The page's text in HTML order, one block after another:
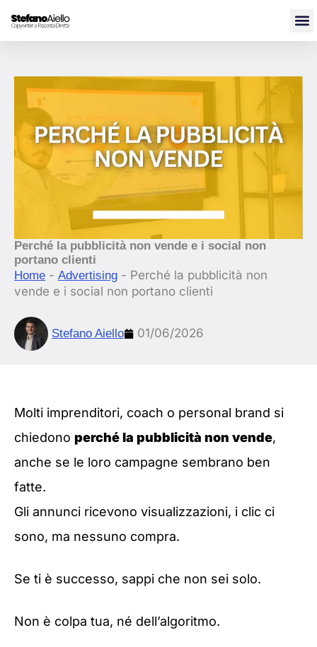
contenuto
Perché la pubblicità non vende e i social non
portano clienti
Home - Advertising - Perché la pubblicità non
vende e i social non portano clienti
Stefano Aiello 01/06/2026
Molti imprenditori, coach o personal brand si
chiedono perché la pubblicità non vende,
anche se le loro campagne sembrano ben
fatte.
Gli annunci ricevono visualizzazioni, i clic ci
sono, ma nessuno compra.
Se ti è successo, sappi che non sei solo.
Non è colpa tua, né dell’algoritmo.